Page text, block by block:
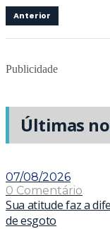
Anterior
Publicidade
Últimas
07/08/2026
0 Comentário
Sua atitude faz a
de esgoto